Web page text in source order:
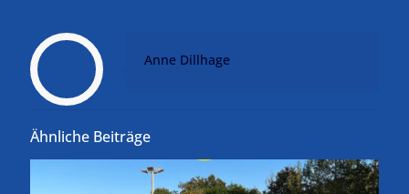
Anne Dillhage
Ähnliche Beiträge